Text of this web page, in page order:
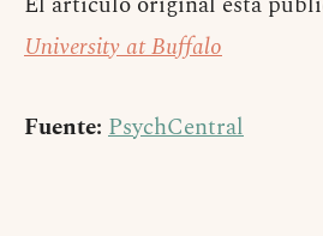
University at Buffalo
Fuente: PsychCentral